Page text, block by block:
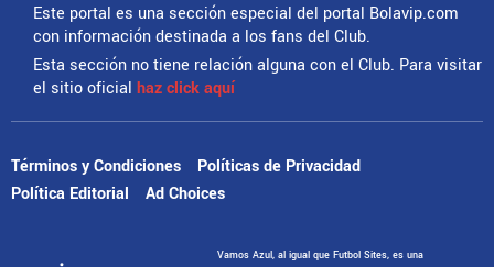
Este portal es una sección especial del portal Bolavip.com
con información destinada a los fans del Club.
Esta sección no tiene relación alguna con el Club. Para visitar
el sitio oficial haz click aquí
Términos y Condiciones
Políticas de Privacidad
Política Editorial
Ad Choices
Vamos Azul, al igual que Futbol Sites, es una